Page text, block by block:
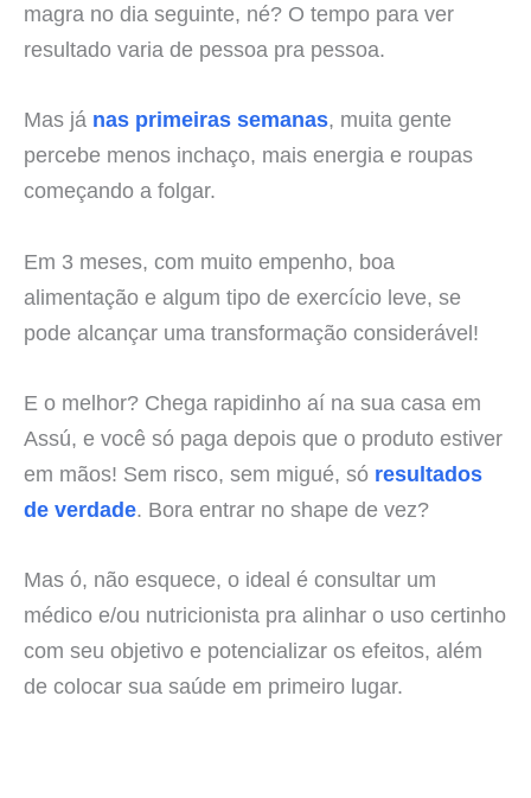
magra no dia seguinte, né? O tempo para ver
resultado varia de pessoa pra pessoa.
Mas já nas primeiras semanas, muita gente
percebe menos inchaço, mais energia e roupas
começando a folgar.
Em 3 meses, com muito empenho, boa
alimentação e algum tipo de exercício leve, se
pode alcançar uma transformação considerável!
E o melhor? Chega rapidinho aí na sua casa em
Assú, e você só paga depois que o produto estiver
em mãos! Sem risco, sem migué, só resultados
de verdade. Bora entrar no shape de vez?
Mas ó, não esquece, o ideal é consultar um
médico e/ou nutricionista pra alinhar o uso certinho
com seu objetivo e potencializar os efeitos, além
de colocar sua saúde em primeiro lugar.